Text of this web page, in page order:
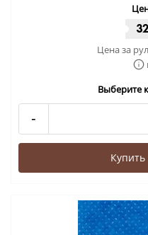
Цена за
Выберите
-
Купить